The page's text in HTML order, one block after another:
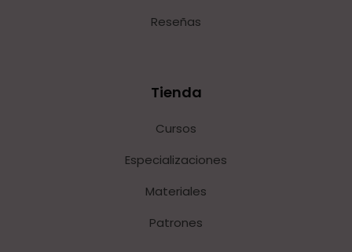
Reseñas
Tienda
Cursos
Especializaciones
Materiales
Patrones